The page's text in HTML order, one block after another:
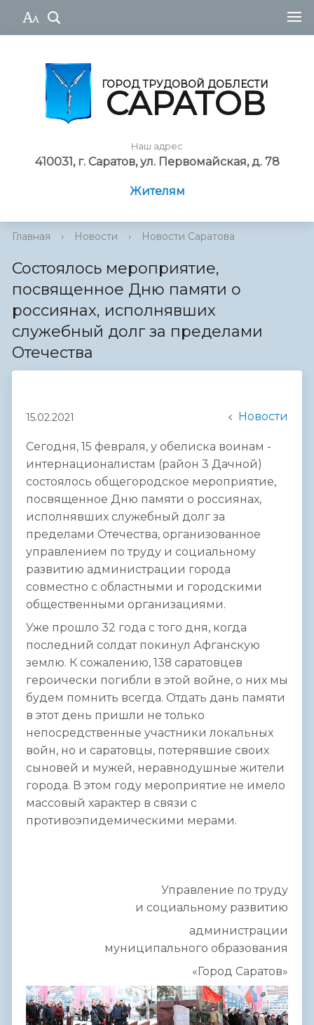
ГОРОД ТРУДОВОЙ ДОБЛЕСТИ
САРАТОВ
Наш адрес
410031, г. Саратов, ул. Первомайская, д. 78
Жителям
Главная › Новости › Новости Саратова
Состоялось мероприятие,
посвященное Дню памяти о
россиянах, исполнявших
служебный долг за пределами
Отечества
15.02.2021 Новости
Сегодня, 15 февраля, у обелиска воинам -
интернационалистам (район 3 Дачной)
состоялось общегородское мероприятие,
посвященное Дню памяти о россиянах,
исполнявших служебный долг за
пределами Отечества, организованное
управлением по труду и социальному
развитию администрации города
совместно с областными и городскими
общественными организациями.
Уже прошло 32 года с того дня, когда
последний солдат покинул Афганскую
землю. К сожалению, 138 саратовцев
героически погибли в этой войне, о них мы
будем помнить всегда. Отдать дань памяти
в этот день пришли не только
непосредственные участники локальных
войн, но и саратовцы, потерявшие своих
сыновей и мужей, неравнодушные жители
города. В этом году мероприятие не имело
массовый характер в связи с
противоэпидемическими мерами.
Управление по труду
и социальному развитию
администрации
муниципального образования
«Город Саратов»